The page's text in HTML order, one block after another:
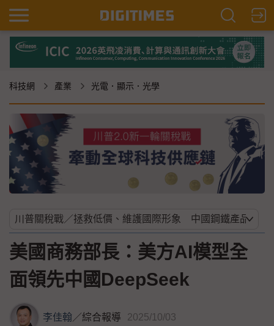
科技網 產業 光電．顯示．光學
美國商務部長：美方AI模型全
面領先中國DeepSeek
李佳翰／綜合報導 2025/10/03